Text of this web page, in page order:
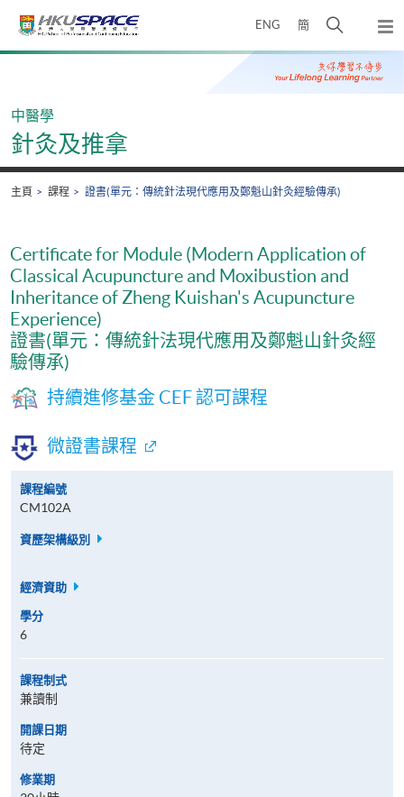
ENG 簡
開
搜
尋
彈
出
主
Main
中醫學
針灸及推拿
主頁 課程 證書(單元：傳統針法現代應用及鄭魁山針灸經驗傳承)
Certificate for Module (Modern Application of
Classical Acupuncture and Moxibustion and
Inheritance of Zheng Kuishan's Acupuncture
Experience)
證書(單元：傳統針法現代應用及鄭魁山針灸經
驗傳承)
持續進修基金 CEF 認可課程
微證書課程
課程編號
CM102A
資歷架構級別
經濟資助
學分
6
課程制式
兼讀制
開課日期
待定
修業期